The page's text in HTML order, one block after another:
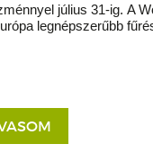
július 31-ig. A
legnépszerűbb